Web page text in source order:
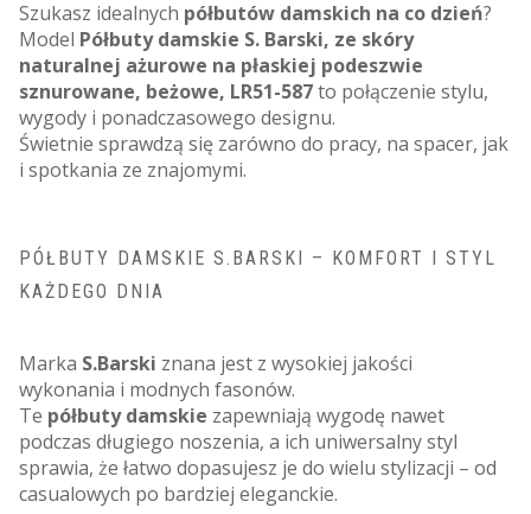
Szukasz idealnych półbutów damskich na co dzień?
Model Półbuty damskie S. Barski, ze skóry
naturalnej ażurowe na płaskiej podeszwie
sznurowane, beżowe, LR51-587to połączenie stylu,
wygody i ponadczasowego designu.
Świetnie sprawdzą się zarówno do pracy, na spacer, jak
i spotkania ze znajomymi.
PÓŁBUTY DAMSKIE S.BARSKI – KOMFORT I STYL
KAŻDEGO DNIA
Marka S.Barski znana jest z wysokiej jakości
wykonania i modnych fasonów.
Te półbuty damskie zapewniają wygodę nawet
podczas długiego noszenia, a ich uniwersalny styl
sprawia, że łatwo dopasujesz je do wielu stylizacji – od
casualowych po bardziej eleganckie.